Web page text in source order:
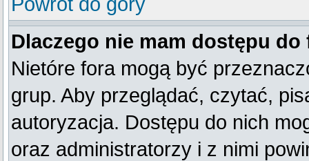
Dlaczego nie mam dostępu do
Nietóre fora mogą być
grup. Aby przeglądać, czytać,
autoryzacja. Dostępu do nich
oraz administratorzy i z nimi